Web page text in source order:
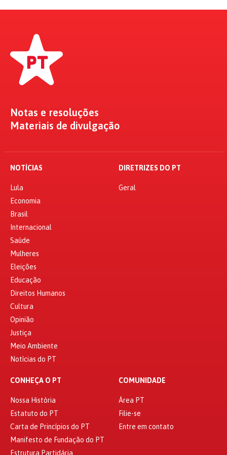
Notas e resoluções
Materiais de divulgação
NOTÍCIAS
Lula
Economia
Brasil
Internacional
Saúde
Mulheres
Eleições
Educação
Direitos Humanos
Cultura
Opinião
Justiça
Meio Ambiente
Notícias do PT
DIRETRIZES DO PT
Geral
CONHEÇA O PT
Nossa História
Estatuto do PT
Carta de Princípios do PT
Manifesto de Fundação do PT
Estrutura Partidária
COMUNIDADE
Área PT
Filie-se
Entre em contato